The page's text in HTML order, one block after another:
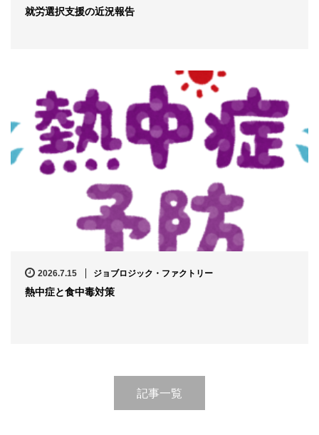
就労選択支援の近況報告
2026.7.15 ジョブロジック・ファクトリー
熱中症と食中毒対策
記事一覧